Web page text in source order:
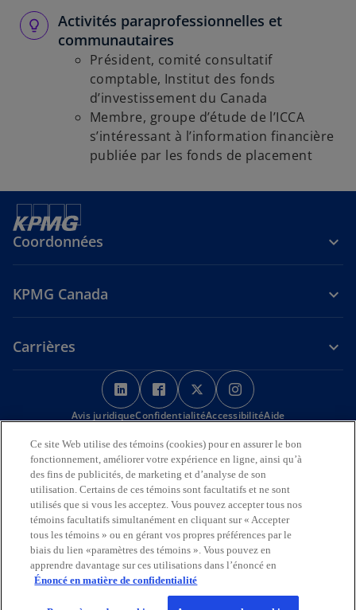
Activités paraprofessionnelles et
communautaires
Président, comité consultatif
comptable, Institut des fonds
d’investissement du Canada
Membre, groupe d’étude de l’ICCA
s’intéressant à l’information financière
publiée par les fonds de placement
Coordonnées
KPMG Canada
Carrières
s
’
o
v
r
e
d
a
n
s
u
s
’
o
u
v
r
e
d
a
n
s
u
s
’
o
v
r
e
d
a
n
s
’
o
v
r
e
d
a
n
s
Avis juridiqueConfidentialitéAccessibilitéAide
Nous reconnaissons en toute déférence que les bureaux de KPMG
sur l’Île de la Tortue (Amérique du Nord) sont situés sur les
territoires traditionnels, visés par traité et non cédés des Premières
Nations, des Inuits et des Métis.
© 2026 KPMG s.r.l./S.E.N.C.R.L., société à responsabilité limitée de
l’Ontario et cabinet membre de l’organisation mondiale KPMG de
cabinets indépendants affiliés à KPMG International Limited, société
de droit anglais à responsabilité limitée par garantie. Tous droits
réservés.
Pour en savoir plus sur la structure de l’organisation mondiale KPMG,
Ce site Web utilise des témoins (cookies) pour en assurer le bon
fonctionnement, améliorer votre expérience en ligne, ainsi qu’à
des fins de publicités, de marketing et d’analyse de son
utilisation. Certains de ces témoins sont facultatifs et ne sont
utilisés que si vous les acceptez. Vous pouvez accepter tous nos
témoins facultatifs simultanément en cliquant sur « Accepter
tous les témoins » ou en gérant vos propres préférences par le
biais du lien «paramètres des témoins ». Vous pouvez en
apprendre davantage sur ces utilisations dans l’énoncé en
Énoncé en matière de confidentialité